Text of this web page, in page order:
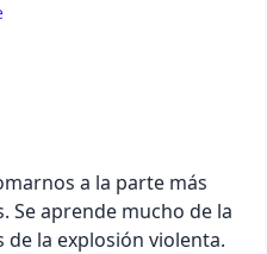
a la parte más
Se aprende mucho de la
la explosión violenta.